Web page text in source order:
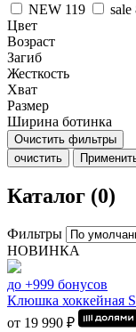
NEW 119 sale
Цвет
Возраст
Загиб
Жесткость
Хват
Размер
Ширина ботинка
Очистить фильтры
очистить
Каталог (0)
Фильтры
НОВИНКА
до +999 бонусов
Клюшка хоккейная
от 19 990 ₽